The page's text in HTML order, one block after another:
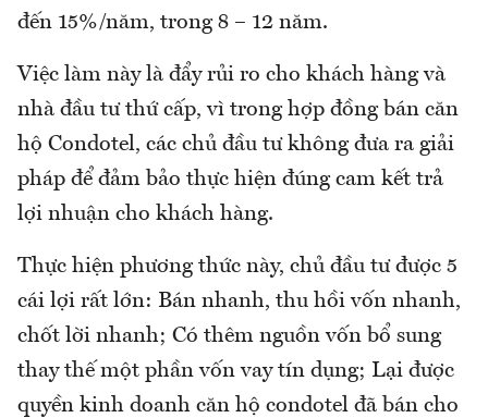
đến 15%/năm, trong 8 – 12 năm.
Việc làm này là đẩy rủi ro cho khách hàng và
nhà đầu tư thứ cấp, vì trong hợp đồng bán căn
hộ Condotel, các chủ đầu tư không đưa ra giải
pháp để đảm bảo thực hiện đúng cam kết trả
lợi nhuận cho khách hàng.
Thực hiện phương thức này, chủ đầu tư được 5
cái lợi rất lớn: Bán nhanh, thu hồi vốn nhanh,
chốt lời nhanh; Có thêm nguồn vốn bổ sung
thay thế một phần vốn vay tín dụng; Lại được
quyền kinh doanh căn hộ condotel đã bán cho